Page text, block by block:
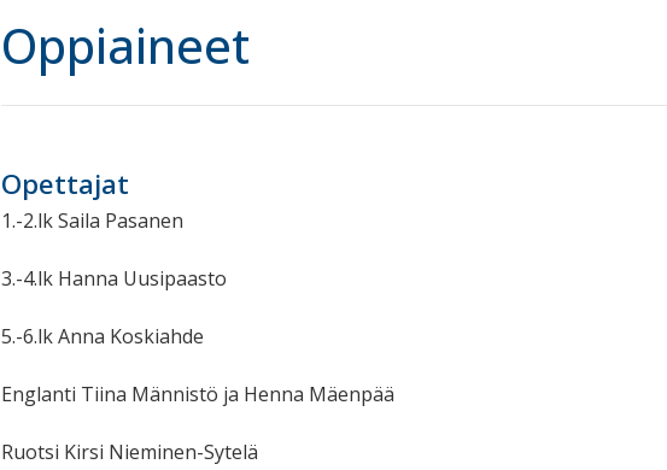
Oppiaineet
Opettajat
1.-2.lk Saila Pasanen
3.-4.lk Hanna Uusipaasto
5.-6.lk Anna Koskiahde
Englanti Tiina Männistö ja Henna Mäenpää
Ruotsi Kirsi Nieminen-Sytelä